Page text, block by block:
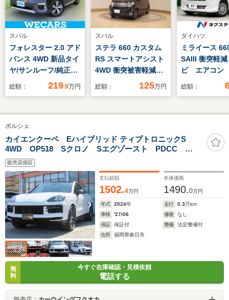
スバル
フォレスター 2.0 アド
バンス 4WD 新品タイ
ヤ/サンルーフ/純正
SDナビ/アイサイト/シ
ックドア/ヘッドラン
プ LED/Bluetooth接
続/ETC/クルーズコン
トロール
総額： 219.9万円
スバル
ステラ 660 カスタム
RS スマートアシスト
4WD 衝突被害軽減ブ
レーキ・メモリーナビ
総額： 125万円
ダイハツ
ミライース
SAIII 衝突軽
ビ エアコン
入力端子
盗難防止装置
トレベライ
イバシーガラ
総額：
ポルシェ
カイエンクーペ Eハイブリッド ティプトロニックS
4WD OP518 Sクロノ Sエグゾースト PDCC
PASMエアサス リアクスルステアリング HDマトリッ
クスLEDヘッドライト パッセンジャーディスプレイ
BOSE 18wayスポーツシート ツートーンレザー 4ゾ
ーンエアコン
販売店保証
支払総額
1502.4万円
本体価格
1490.0万円
年式 2024年 走行 0.3万km
車検
'27/06 修復
なし
保証
保証付 整備
法定整備付
住所
福岡県春日市
無
料
今すぐ在庫確認・見積依頼
電話する